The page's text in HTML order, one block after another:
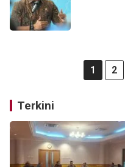
1 2
Terkini